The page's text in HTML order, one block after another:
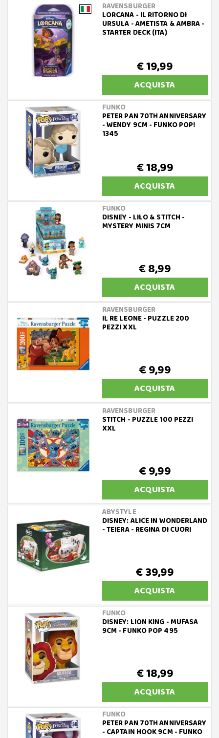
RAVENSBURGER
LORCANA - IL RITORNO DI
URSULA - AMETISTA & AMBRA -
STARTER DECK (ITA)
€ 19,99
ACQUISTA
FUNKO
PETER PAN 70TH ANNIVERSARY
- WENDY 9CM - FUNKO POP!
1345
€ 18,99
ACQUISTA
FUNKO
DISNEY - LILO & STITCH -
MYSTERY MINIS 7CM
€ 8,99
ACQUISTA
RAVENSBURGER
IL RE LEONE - PUZZLE 200
PEZZI XXL
€ 9,99
ACQUISTA
RAVENSBURGER
STITCH - PUZZLE 100 PEZZI
XXL
€ 9,99
ACQUISTA
ABYSTYLE
DISNEY: ALICE IN WONDERLAND
- TEIERA - REGINA DI CUORI
€ 39,99
ACQUISTA
FUNKO
DISNEY: LION KING - MUFASA
9CM - FUNKO POP 495
€ 18,99
ACQUISTA
FUNKO
PETER PAN 70TH ANNIVERSARY
- CAPTAIN HOOK 9CM - FUNKO